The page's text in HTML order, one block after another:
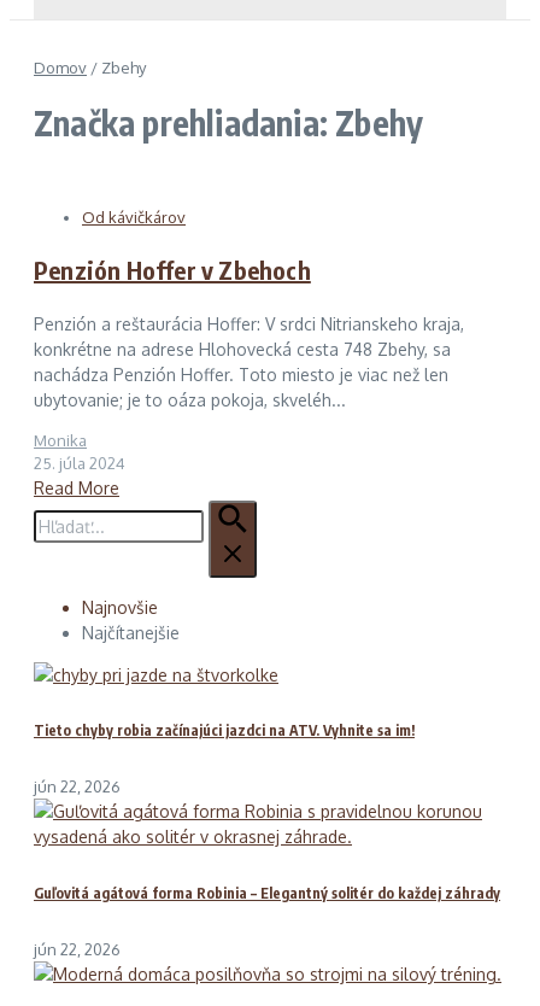
Domov / Zbehy
Značka prehliadania: Zbehy
Od kávičkárov
Penzión Hoffer v Zbehoch
Penzión a reštaurácia Hoffer: V srdci Nitrianskeho kraja,
konkrétne na adrese Hlohovecká cesta 748 Zbehy, sa
nachádza Penzión Hoffer. Toto miesto je viac než len
ubytovanie; je to oáza pokoja, skveléh...
Monika
25. júla 2024
Read More
Hľadať:
Najnovšie
Najčítanejšie
Tieto chyby robia začínajúci jazdci na ATV. Vyhnite sa im!
jún 22, 2026
Guľovitá agátová forma Robinia – Elegantný solitér do každej záhrady
jún 22, 2026